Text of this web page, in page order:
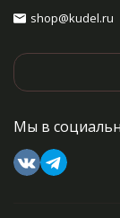
shop@kudel.ru
Мы в